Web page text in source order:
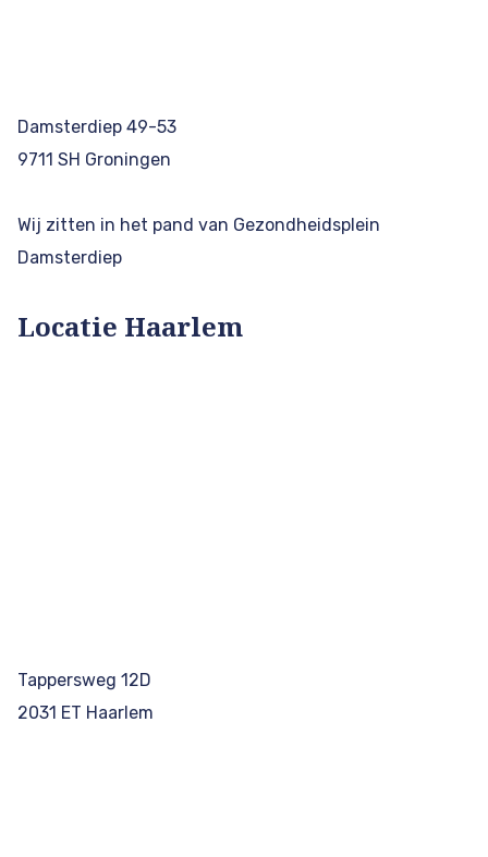
Damsterdiep 49-53
9711 SH Groningen
Wij zitten in het pand van Gezondheidsplein
Damsterdiep
Locatie Haarlem
Tappersweg 12D
2031 ET Haarlem